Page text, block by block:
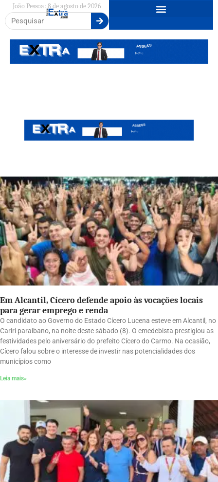
João Pessoa: 8 de agosto de 2026
Em Alcantil, Cícero defende apoio às vocações locais
para gerar emprego e renda
O candidato ao Governo do Estado Cícero Lucena esteve em Alcantil, no
Cariri paraibano, na noite deste sábado (8). O emedebista prestigiou as
festividades pelo aniversário do prefeito Cícero do Carmo. Na ocasião,
Cícero falou sobre o interesse de investir nas potencialidades dos
municípios como
Leia mais»